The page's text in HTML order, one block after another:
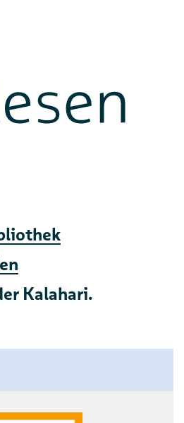
Kalahari.